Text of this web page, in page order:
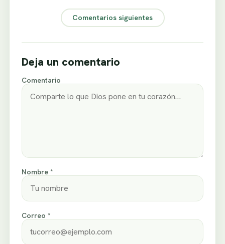
Comentarios siguientes
Deja un comentario
Comentario
Nombre *
Correo *